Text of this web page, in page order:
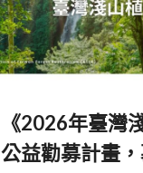
《2026年臺灣
公益勸募計畫